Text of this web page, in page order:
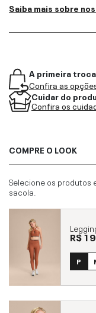
Saiba mais sobre
A primeira
Confira as
Cuidar do
Confira os
COMPRE O LOOK
Selecione os produtos
sacola.
R$
P